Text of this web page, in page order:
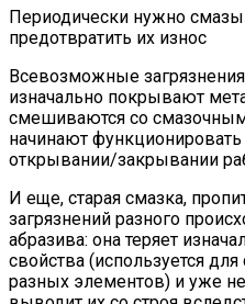
Периодически нужно
предотвратить их износ
Всевозможные
изначально покрывают
смешиваются со
начинают
открывании/закрывании
И еще, старая смазка,
загрязнений разного
абразива: она теряет
свойства (используется
разных элементов) и уже не